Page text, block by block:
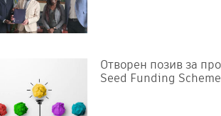
Отворен позив за
Seed Funding Scheme